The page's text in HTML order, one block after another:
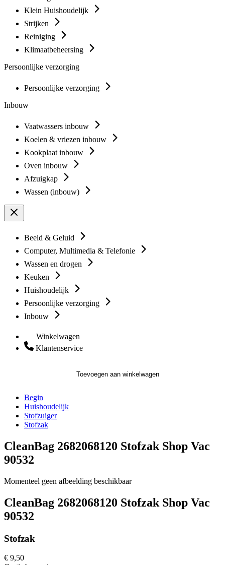
Klein Huishoudelijk
Strijken
Reiniging
Klimaatbeheersing
Persoonlijke verzorging
Persoonlijke verzorging
Inbouw
Vaatwassers inbouw
Koelen & vriezen inbouw
Kookplaat inbouw
Oven inbouw
Afzuigkap
Wassen (inbouw)
Beeld & Geluid
Computer, Multimedia & Telefonie
Wassen en drogen
Keuken
Huishoudelijk
Persoonlijke verzorging
Inbouw
Winkelwagen
Klantenservice
Toevoegen aan winkelwagen
Begin
Huishoudelijk
Stofzuiger
Stofzak
CleanBag 2682068120 Stofzak Shop Vac
90532
Momenteel geen afbeelding beschikbaar
CleanBag 2682068120 Stofzak Shop Vac
90532
Stofzak
€ 9,50